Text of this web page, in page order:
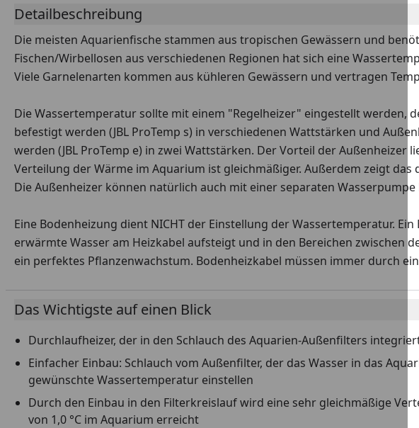
Detailbeschreibung
Die meisten Aquarienfische stammen aus tropischen Gewässern und
Fischen/Wirbellosen aus verschiedenen Regionen hat sich eine
Viele Garnelenarten kommen aus kühleren Gewässern und vertragen
Die Wassertemperatur sollte mit einem "Regelheizer" eingestellt werden,
befestigt werden (JBL ProTemp s) in verschiedenen Wattstärken und
werden (JBL ProTemp e) in zwei Wattstärken. Der Vorteil der
Verteilung der Wärme im Aquarium ist gleichmäßiger. Außerdem zeigt
Die Außenheizer können natürlich auch mit einer separaten
Eine Bodenheizung dient NICHT der Einstellung der Wassertemperatur.
erwärmte Wasser am Heizkabel aufsteigt und in den Bereichen
ein perfektes Pflanzenwachstum. Bodenheizkabel müssen immer durch
Das Wichtigste auf einen Blick
Durchlaufheizer, der in den Schlauch des Aquarien-Außenfilters
Einfacher Einbau: Schlauch vom Außenfilter, der das Wasser in das
gewünschte Wassertemperatur einstellen
Durch den Einbau in den Filterkreislauf wird eine sehr gleichmäßige
von 1,0 °C im Aquarium erreicht